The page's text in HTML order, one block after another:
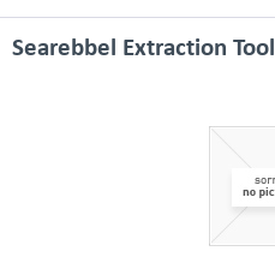
Searebbel Extraction Tool